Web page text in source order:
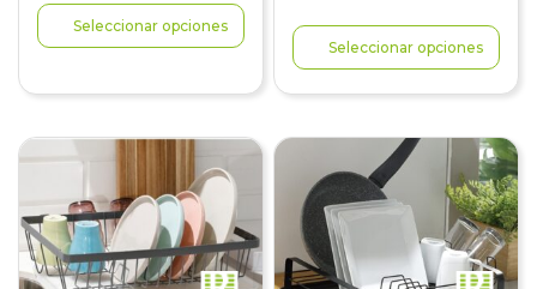
Seleccionar opciones
Seleccionar opciones